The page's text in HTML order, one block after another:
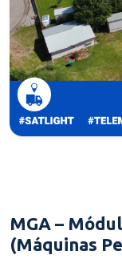
MGA –
(Máquinas